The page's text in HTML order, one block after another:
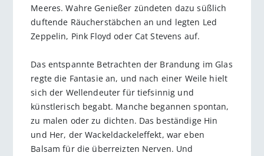
Meeres. Wahre Genießer zündeten dazu süßlich
duftende Räucherstäbchen an und legten Led
Zeppelin, Pink Floyd oder Cat Stevens auf.
Das entspannte Betrachten der Brandung im Glas
regte die Fantasie an, und nach einer Weile hielt
sich der Wellendeuter für tiefsinnig und
künstlerisch begabt. Manche begannen spontan,
zu malen oder zu dichten. Das beständige Hin
und Her, der Wackeldackeleffekt, war eben
Balsam für die überreizten Nerven. Und